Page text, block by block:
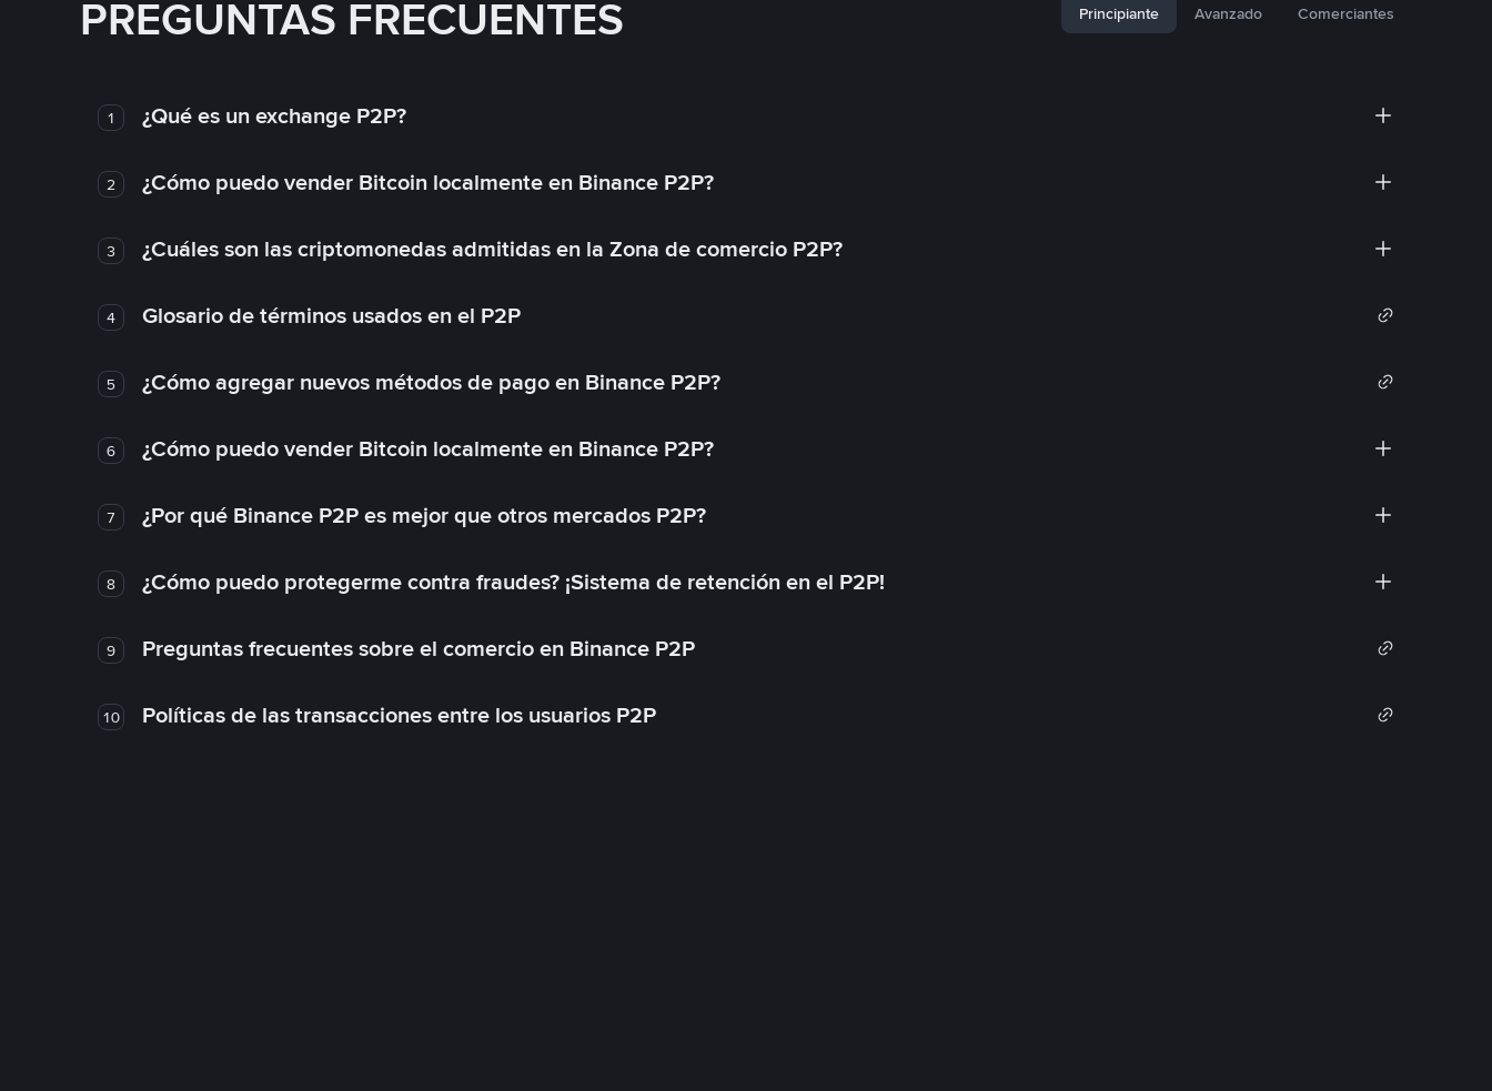
PREGUNTAS FRECUENTES Principiante Avanzado Comerciantes
1 ¿Qué es un exchange P2P?
2 ¿Cómo puedo vender Bitcoin localmente en Binance P2P?
3 ¿Cuáles son las criptomonedas admitidas en la Zona de comercio P2P?
4 Glosario de términos usados en el P2P
5 ¿Cómo agregar nuevos métodos de pago en Binance P2P?
6 ¿Cómo puedo vender Bitcoin localmente en Binance P2P?
7 ¿Por qué Binance P2P es mejor que otros mercados P2P?
8 ¿Cómo puedo protegerme contra fraudes? ¡Sistema de retención en el P2P!
9 Preguntas frecuentes sobre el comercio en Binance P2P
10 Políticas de las transacciones entre los usuarios P2P